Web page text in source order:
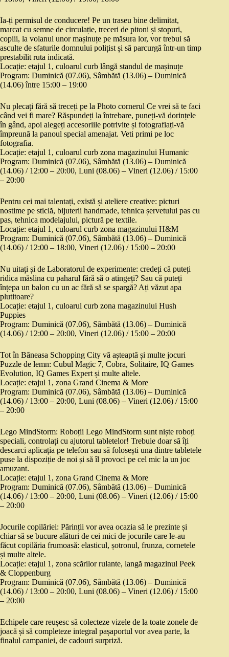
Ia-ți permisul de conducere! Pe un traseu bine delimitat,
marcat cu semne de circulație, treceri de pitoni și stopuri,
copiii, la volanul unor mașinuțe pe măsura lor, vor trebui să
asculte de sfaturile domnului polițist și să parcurgă într-un timp
prestabilit ruta indicată.
Locație: etajul 1, culoarul curb lângă standul de mașinuțe
Program: Duminică (07.06), Sâmbătă (13.06) – Duminică
(14.06) între 15:00 – 19:00
Nu plecați fără să treceți pe la Photo cornerul Ce vrei să te faci
când vei fi mare? Răspundeți la întrebare, puneți-vă dorințele
în gând, apoi alegeți accesoriile potrivite și fotografiați-vă
împreună la panoul special amenajat. Veti primi pe loc
fotografia.
Locație: etajul 1, culoarul curb zona magazinului Humanic
Program: Duminică (07.06), Sâmbătă (13.06) – Duminică
(14.06) / 12:00 – 20:00, Luni (08.06) – Vineri (12.06) / 15:00
– 20:00
Pentru cei mai talentați, există și ateliere creative: picturi
nostime pe sticlă, bijuterii handmade, tehnica șervetului pas cu
pas, tehnica modelajului, pictură pe textile.
Locație: etajul 1, culoarul curb zona magazinului H&M
Program: Duminică (07.06), Sâmbătă (13.06) – Duminică
(14.06) / 12:00 – 18:00, Vineri (12.06) / 15:00 – 20:00
Nu uitați și de Laboratorul de experimente: credeți că puteți
ridica măslina cu paharul fără să o atingeți? Sau că puteți
înțepa un balon cu un ac fără să se spargă? Ați văzut apa
plutitoare?
Locație: etajul 1, culoarul curb zona magazinului Hush
Puppies
Program: Duminică (07.06), Sâmbătă (13.06) – Duminică
(14.06) / 12:00 – 20:00, Vineri (12.06) / 15:00 – 20:00
Tot în Băneasa Schopping City vă așteaptă și multe jocuri
Puzzle de lemn: Cubul Magic 7, Cobra, Solitaire, IQ Games
Evolution, IQ Games Expert și multe altele.
Locație: etajul 1, zona Grand Cinema & More
Program: Duminică (07.06), Sâmbătă (13.06) – Duminică
(14.06) / 13:00 – 20:00, Luni (08.06) – Vineri (12.06) / 15:00
– 20:00
Lego MindStorm: Roboții Lego MindStorm sunt niște roboți
speciali, controlați cu ajutorul tabletelor! Trebuie doar să îți
descarci aplicația pe telefon sau să folosești una dintre tabletele
puse la dispoziție de noi și să îl provoci pe cel mic la un joc
amuzant.
Locație: etajul 1, zona Grand Cinema & More
Program: Duminică (07.06), Sâmbătă (13.06) – Duminică
(14.06) / 13:00 – 20:00, Luni (08.06) – Vineri (12.06) / 15:00
– 20:00
Jocurile copilăriei: Părinții vor avea ocazia să le prezinte și
chiar să se bucure alături de cei mici de jocurile care le-au
făcut copilăria frumoasă: elasticul, șotronul, frunza, cornetele
și multe altele.
Locație: etajul 1, zona scărilor rulante, langă magazinul Peek
& Cloppenburg
Program: Duminică (07.06), Sâmbătă (13.06) – Duminică
(14.06) / 13:00 – 20:00, Luni (08.06) – Vineri (12.06) / 15:00
– 20:00
Echipele care reușesc să colecteze vizele de la toate zonele de
joacă și să completeze integral pașaportul vor avea parte, la
finalul campaniei, de cadouri surpriză.